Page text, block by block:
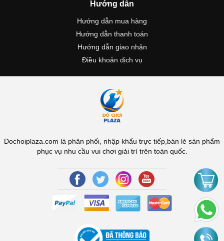
Hướng dẫn
Hướng dẫn mua hàng
Hướng dẫn thanh toán
Hướng dẫn giao nhận
Điều khoản dịch vụ
Dochoiplaza.com là phân phối, nhập khẩu trực tiếp,bán lẻ sản phẩm
phục vụ nhu cầu vui chơi giải trí trên toàn quốc.